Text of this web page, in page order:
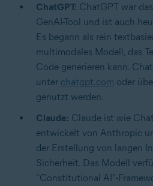
ChatGPT: ChatGPT war
GenAI-Tool und ist auch
Es begann als rein
multimodales Modell, das
Code generieren kann.
unter chatgpt.com oder
genutzt werden.
Claude: Claude ist wie
entwickelt von Anthropic
der Erstellung von langen
Sicherheit. Das Modell
"Constitutional AI"-